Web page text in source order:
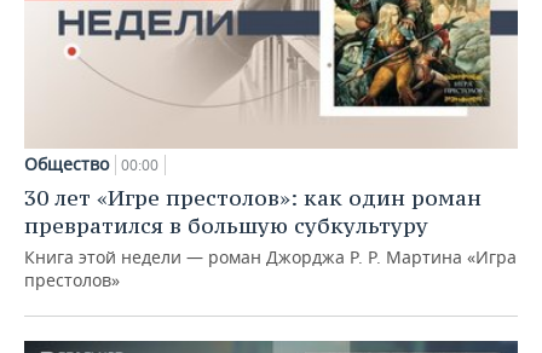
Общество 00:00
30 лет «Игре престолов»: как один роман
превратился в большую субкультуру
Книга этой недели — роман Джорджа Р. Р. Мартина «Игра
престолов»